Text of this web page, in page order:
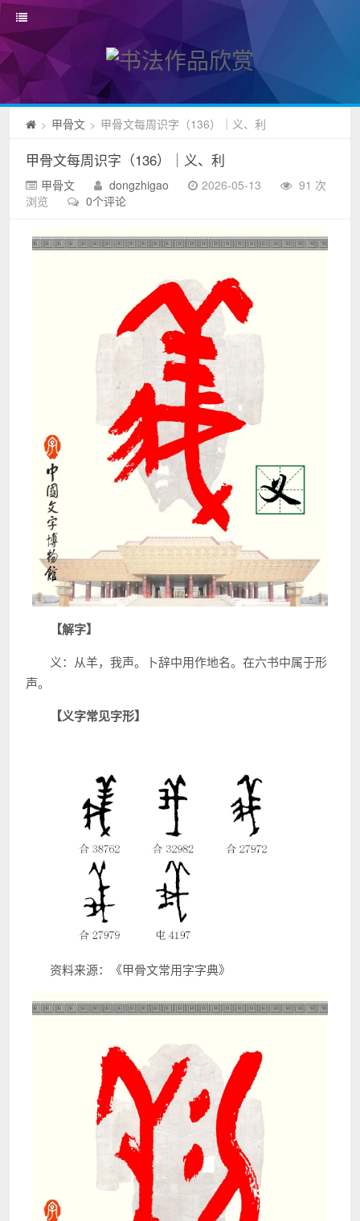
> 甲骨文 > 甲骨文每周识字（136）｜义、利
甲骨文每周识字（136）｜义、利
甲骨文 dongzhigao 2026-05-13
91 次
浏览
0个评论
【解字】
义：从羊，我声。卜辞中用作地名。在六书中属于形
声。
【义字常见字形】
资料来源：《甲骨文常用字字典》